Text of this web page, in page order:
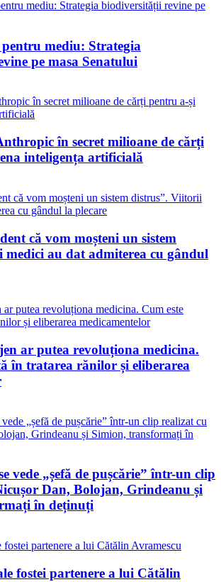
mediu: Strategia
pe masa Senatului
în secret milioane de cărți
inteligența artificială
că vom moșteni un sistem
au dat admiterea cu gândul
ar putea revoluționa medicina.
în tratarea rănilor și eliberarea
vede „șefă de pușcărie” într-un clip
Dan, Bolojan, Grindeanu și
în deținuți
fostei partenere a lui Cătălin